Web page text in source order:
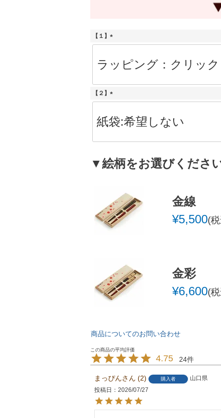
【１】
(
須
【２】
(
須
▼絵柄をお選びくださ
金線
¥5,500
金彩
¥6,600
商品についてのお問い合わせ
4.75 24
まっぴん 2 購入者
山口県
投稿日
2026/07/27